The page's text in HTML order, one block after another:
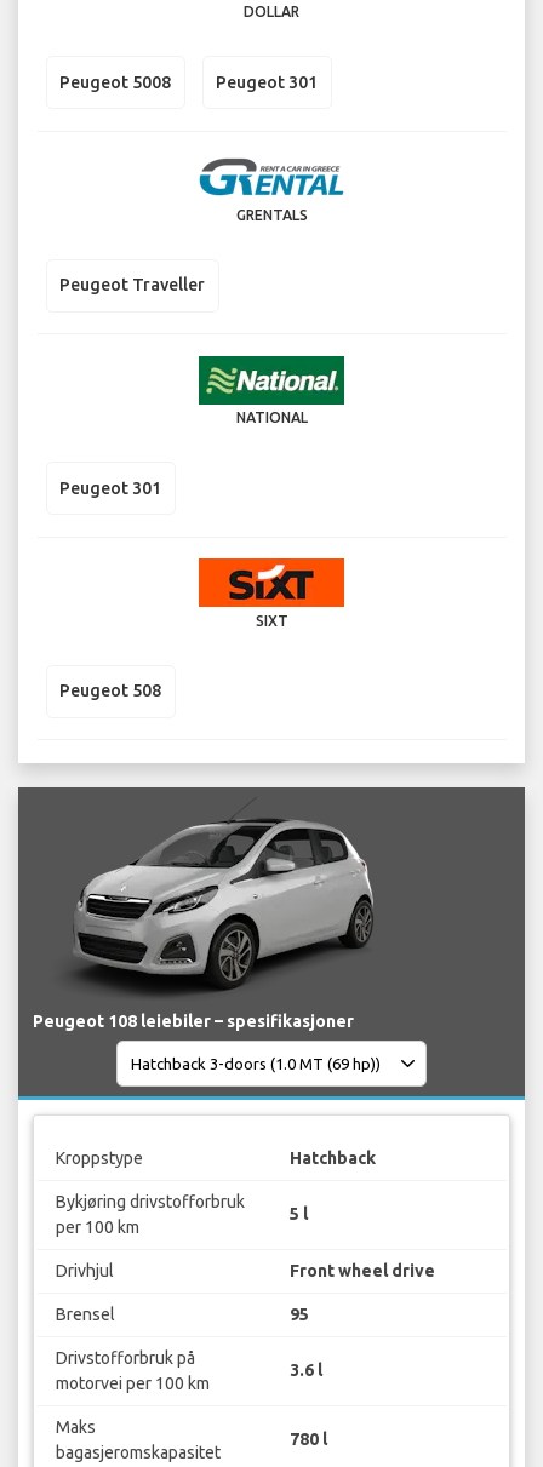
DOLLAR
Peugeot 5008 Peugeot 301
GRENTALS
Peugeot Traveller
NATIONAL
Peugeot 301
SIXT
Peugeot 508
Peugeot 108 leiebiler – spesifikasjoner
Kroppstype Hatchback
Bykjøring drivstofforbruk
per 100 km
5 l
Drivhjul Front wheel drive
Brensel 95
Drivstofforbruk på
motorvei per 100 km
3.6 l
Maks
bagasjeromskapasitet
780 l